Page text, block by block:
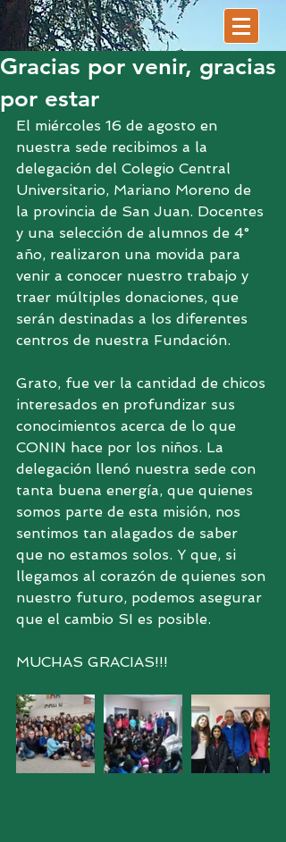
Gracias por venir, gracias
por estar
El miércoles 16 de agosto en
nuestra sede recibimos a la
delegación del Colegio Central
Universitario, Mariano Moreno de
la provincia de San Juan. Docentes
y una selección de alumnos de 4°
año, realizaron una movida para
venir a conocer nuestro trabajo y
traer múltiples donaciones, que
serán destinadas a los diferentes
centros de nuestra Fundación.
Grato, fue ver la cantidad de chicos
interesados en profundizar sus
conocimientos acerca de lo que
CONIN hace por los niños. La
delegación llenó nuestra sede con
tanta buena energía, que quienes
somos parte de esta misión, nos
sentimos tan alagados de saber
que no estamos solos. Y que, si
llegamos al corazón de quienes son
nuestro futuro, podemos asegurar
que el cambio SI es posible.
MUCHAS GRACIAS!!!